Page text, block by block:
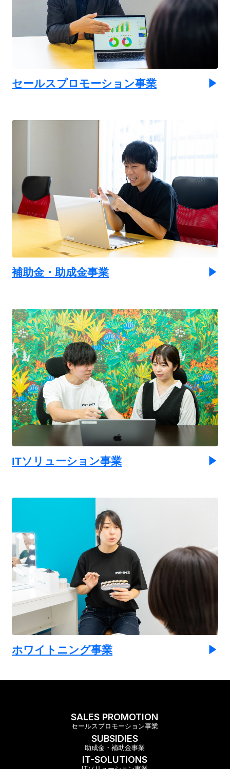
セールスプロモーション事業
補助金・助成金事業
ITソリューション事業
ホワイトニング事業
SALES PROMOTION
セールスプロモーション事業
SUBSIDIES
助成金・補助金事業
IT-SOLUTIONS